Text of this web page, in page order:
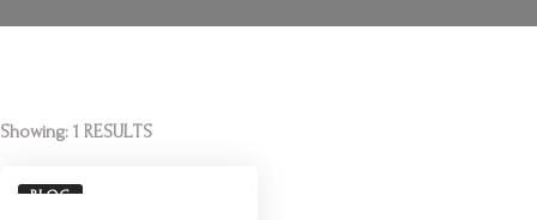
Showing: 1 RESULTS
BLOG